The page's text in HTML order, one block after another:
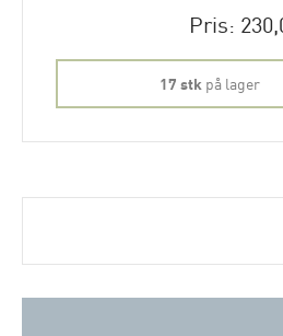
Pris:
17 stk på lager